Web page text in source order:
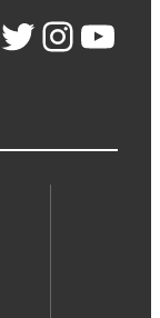
Twitter